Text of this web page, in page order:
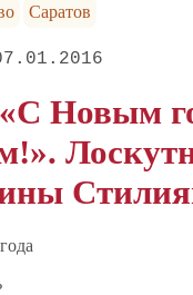
Саратов
Новым